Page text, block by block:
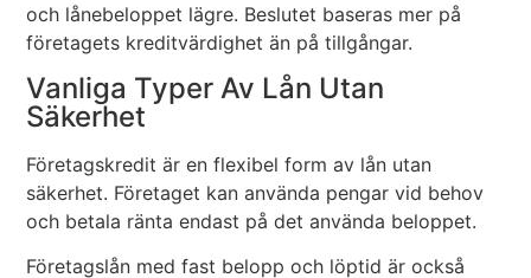
och lånebeloppet lägre. Beslutet baseras mer på
företagets kreditvärdighet än på tillgångar.
Vanliga Typer Av Lån Utan
Säkerhet
Företagskredit är en flexibel form av lån utan
säkerhet. Företaget kan använda pengar vid behov
och betala ränta endast på det använda beloppet.
Företagslån med fast belopp och löptid är också